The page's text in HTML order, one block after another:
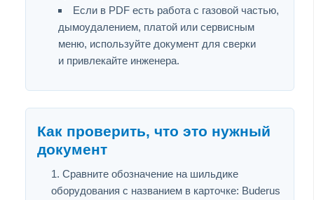
Если в PDF есть работа с газовой частью,
дымоудалением, платой или сервисным
меню, используйте документ для сверки
и привлекайте инженера.
Как проверить, что это нужный
документ
Сравните обозначение на шильдике
оборудования с названием в карточке: Buderus